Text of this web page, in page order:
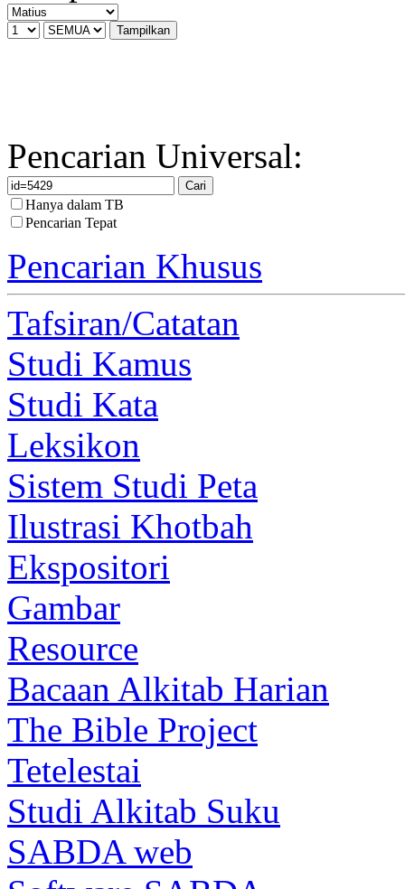
Pencarian Universal:
Hanya dalam TB
Pencarian Tepat
Pencarian Khusus
Tafsiran/Catatan
Studi Kamus
Studi Kata
Leksikon
Sistem Studi Peta
Ilustrasi Khotbah
Ekspositori
Gambar
Resource
Bacaan Alkitab Harian
The Bible Project
Tetelestai
Studi Alkitab Suku
SABDA web